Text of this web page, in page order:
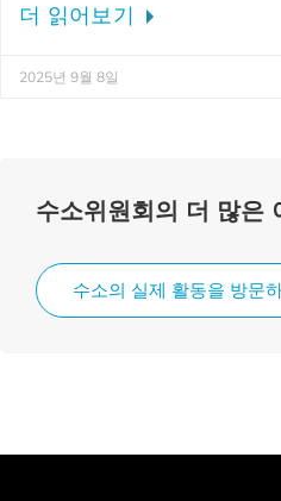
더 읽어보기
2025년 9월 8일
수소위원회의 더 많은
수소의 실제 활동을 방문